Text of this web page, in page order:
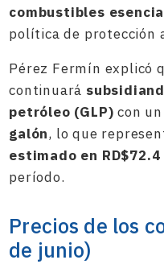
combustibles
política de protección
Pérez Fermín explicó
continuará
petróleo (GLP) con
galón, lo que
estimado en
período.
Precios de los
de junio)